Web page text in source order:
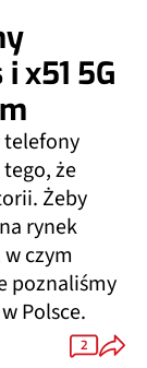
x51 5G
telefony
że
Żeby
rynek
czym
poznaliśmy
Polsce.
2